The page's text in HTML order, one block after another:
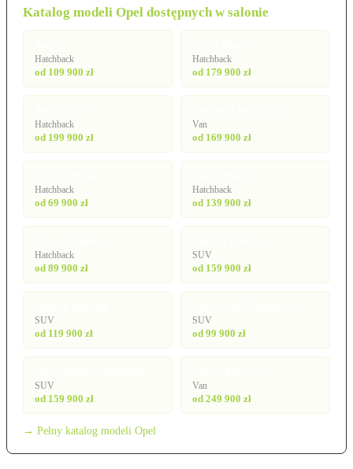
Katalog modeli Opel dostępnych w salonie
Hatchback
od 109 900 zł
Hatchback
od 179 900 zł
Hatchback
od 199 900 zł
Van
od 169 900 zł
Hatchback
od 69 900 zł
Hatchback
od 139 900 zł
Hatchback
od 89 900 zł
SUV
od 159 900 zł
SUV
od 119 900 zł
SUV
od 99 900 zł
SUV
od 159 900 zł
Van
od 249 900 zł
→ Pełny katalog modeli Opel